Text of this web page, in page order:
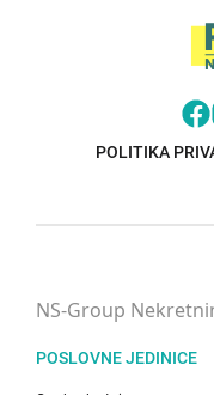
POLITIKA
NS-Group
POSLOVNE JEDINICE